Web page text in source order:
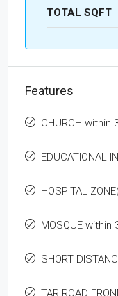
TOTAL SQFT
Features
CHURCH within
EDUCATIONAL
HOSPITAL
MOSQUE within
SHORT
TAR ROAD